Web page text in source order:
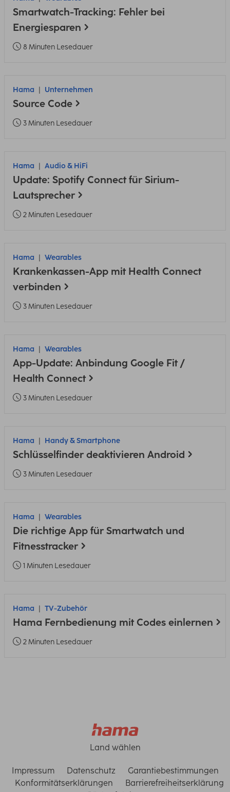
Smartwatch-Tracking: Fehler bei
Energiesparen
8 Minuten Lesedauer
Hama Unternehmen
Source Code
3 Minuten Lesedauer
Hama Audio & HiFi
Update: Spotify Connect für Sirium-
Lautsprecher
2 Minuten Lesedauer
Hama Wearables
Krankenkassen-App mit Health Connect
verbinden
3 Minuten Lesedauer
Hama Wearables
App-Update: Anbindung Google Fit /
Health Connect
3 Minuten Lesedauer
Hama Handy & Smartphone
Schlüsselfinder deaktivieren Android
3 Minuten Lesedauer
Hama Wearables
Die richtige App für Smartwatch und
Fitnesstracker
1 Minuten Lesedauer
Hama TV-Zubehör
Hama Fernbedienung mit Codes einlernen
2 Minuten Lesedauer
Land wählen
Impressum Datenschutz
Garantiebestimmungen
Konformitätserklärungen
Barrierefreiheitserklärung